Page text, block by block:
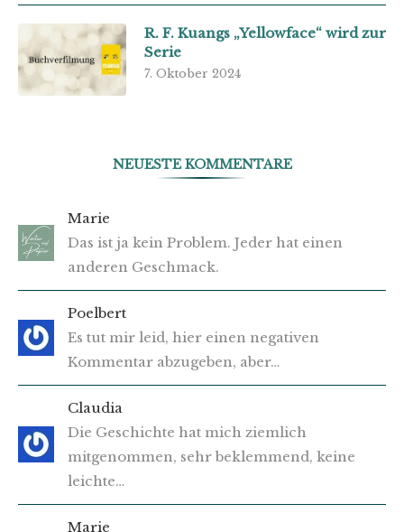
R. F. Kuangs „Yellowface“ wird zur
Serie
7. Oktober 2024
NEUESTE KOMMENTARE
Marie
Das ist ja kein Problem. Jeder hat einen
anderen Geschmack.
Poelbert
Es tut mir leid, hier einen negativen
Kommentar abzugeben, aber…
Claudia
Die Geschichte hat mich ziemlich
mitgenommen, sehr beklemmend, keine
leichte…
Marie